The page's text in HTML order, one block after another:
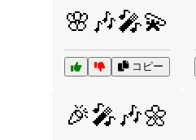
🌸🎶🎤💫
コピー
🎉🎤🎶🌼